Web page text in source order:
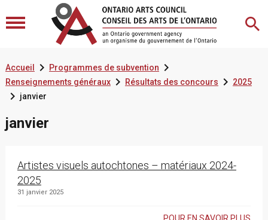
Accueil  Programmes de subvention
Renseignements généraux Résultats des concours 2025
janvier
janvier
Artistes visuels autochtones – matériaux 2024-
2025
31 janvier 2025